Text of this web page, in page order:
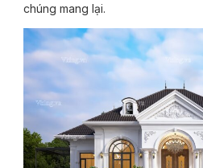
chúng mang lại.